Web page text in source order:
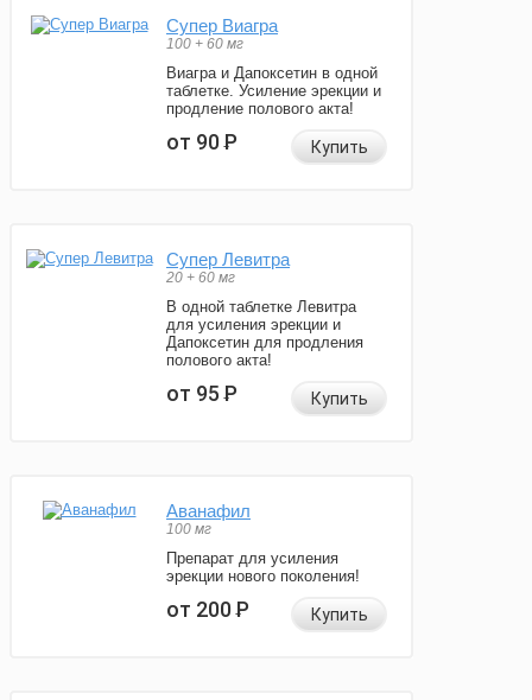
Супер Виагра
100 + 60 мг
Виагра и Дапоксетин в одной
таблетке. Усиление эрекции и
продление полового акта!
от 90Р Купить
Супер Левитра
20 + 60 мг
В одной таблетке Левитра
для усиления эрекции и
Дапоксетин для продления
полового акта!
от 95Р Купить
Аванафил
100 мг
Препарат для усиления
эрекции нового поколения!
от 200Р Купить